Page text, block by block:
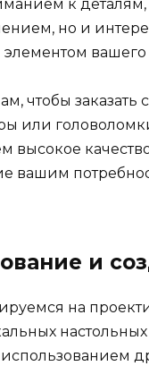
к деталям,
но и
вашего
чтобы заказать
или
высокое
вашим
и
на
использованием